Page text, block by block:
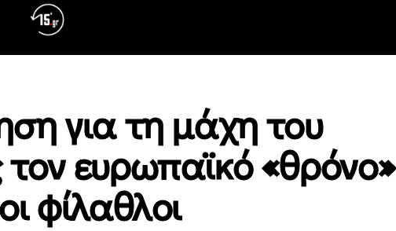
για τη μάχη του
ευρωπαϊκό
φίλαθλοι